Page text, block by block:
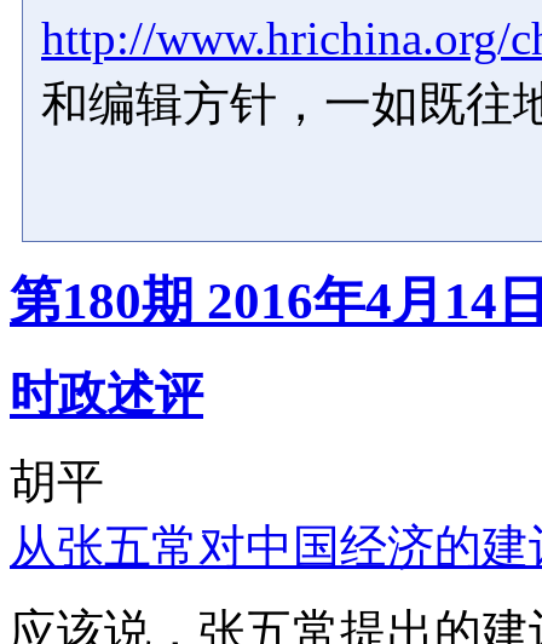
http://www.hrichina.org/
和编辑方针，一如既往
第180期 2016年4月14
时政述评
胡平
从张五常对中国经济的
应该说，张五常提出的